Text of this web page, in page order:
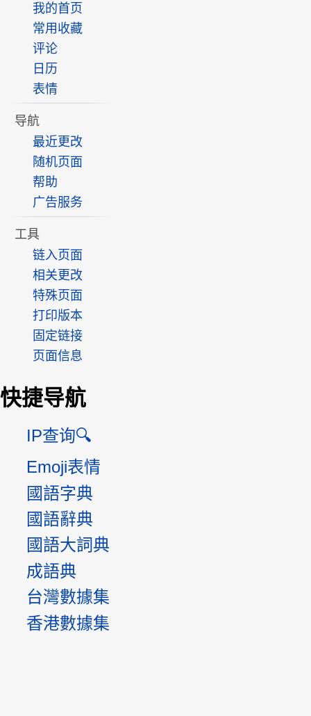
我的首页
常用收藏
评论
日历
表情
导航
最近更改
随机页面
帮助
广告服务
工具
链入页面
相关更改
特殊页面
打印版本
固定链接
页面信息
快捷导航
IP查询🔍
Emoji表情
國語字典
國語辭典
國語大詞典
成語典
台灣數據集
香港數據集